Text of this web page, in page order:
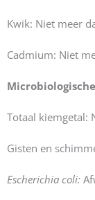
Kwik: Niet meer
Cadmium: Niet
Totaal kiemgetal:
Gisten en
Escherichia coli: